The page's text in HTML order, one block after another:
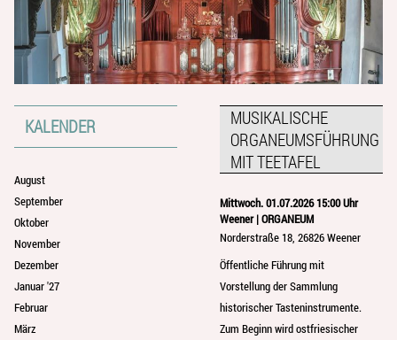
KALENDER
August
September
Oktober
November
Dezember
Januar '27
Februar
März
MUSIKALISCHE
ORGANEUMSFÜHRUNG
MIT TEETAFEL
Mittwoch. 01.07.2026 15:00 Uhr
Weener | ORGANEUM
Norderstraße 18, 26826 Weener
Öffentliche Führung mit
Vorstellung der Sammlung
historischer Tasteninstrumente.
Zum Beginn wird ostfriesischer